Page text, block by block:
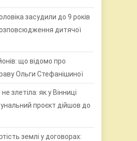
засудили до 9 років
дитячої
що відомо про
Ольги Стефанішиної
злетіла: як у Вінниці
проєкт дійшов до
землі у договорах: